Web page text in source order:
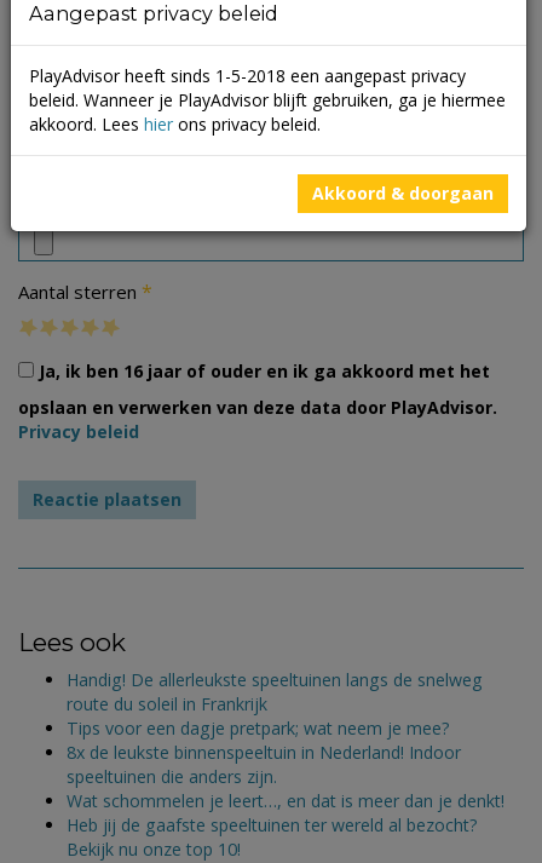
Aantal sterren *
Ja, ik ben 16 jaar of ouder en ik ga akkoord met het
opslaan en verwerken van deze data door PlayAdvisor.
Privacy beleid
Lees ook
Handig! De allerleukste speeltuinen langs de snelweg
route du soleil in Frankrijk
Tips voor een dagje pretpark; wat neem je mee?
8x de leukste binnenspeeltuin in Nederland! Indoor
speeltuinen die anders zijn.
Wat schommelen je leert…, en dat is meer dan je denkt!
Heb jij de gaafste speeltuinen ter wereld al bezocht?
Bekijk nu onze top 10!
Aangepast privacy beleid
PlayAdvisor heeft sinds 1-5-2018 een aangepast privacy
beleid. Wanneer je PlayAdvisor blijft gebruiken, ga je hiermee
akkoord. Lees hier ons privacy beleid.
Akkoord & doorgaan